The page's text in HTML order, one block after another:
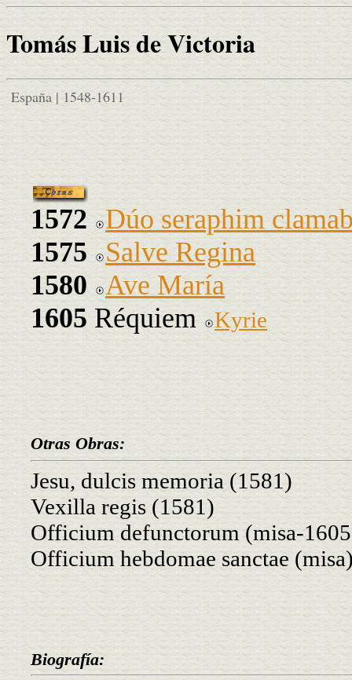
Tomás Luis de Victoria
España | 1548-1611
1572
Dúo seraphim
1575
Salve Regina
1580
Ave María
1605 Réquiem Kyrie
Otras Obras:
Jesu, dulcis memoria (1581)
Vexilla regis (1581)
Officium defunctorum (misa-
Officium hebdomae sanctae
Biografía: